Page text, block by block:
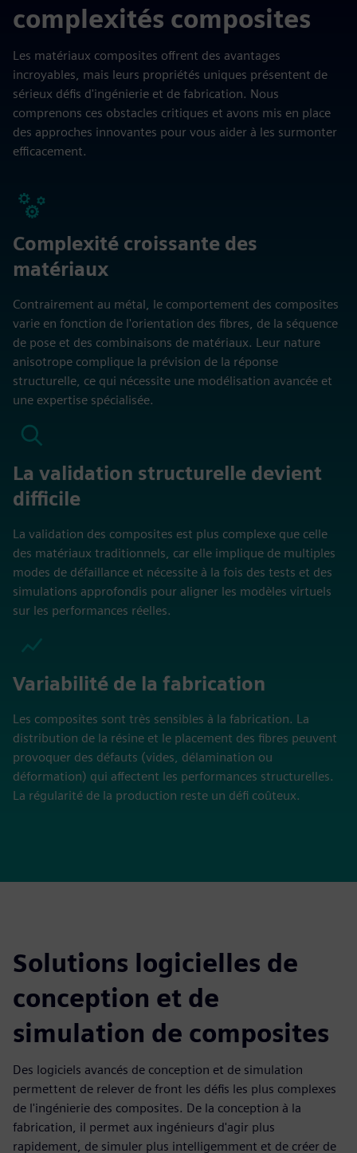
complexités composites
Les matériaux composites offrent des avantages
incroyables, mais leurs propriétés uniques présentent de
sérieux défis d'ingénierie et de fabrication. Nous
comprenons ces obstacles critiques et avons mis en place
des approches innovantes pour vous aider à les surmonter
efficacement.
Complexité croissante des
matériaux
Contrairement au métal, le comportement des composites
varie en fonction de l'orientation des fibres, de la séquence
de pose et des combinaisons de matériaux. Leur nature
anisotrope complique la prévision de la réponse
structurelle, ce qui nécessite une modélisation avancée et
une expertise spécialisée.
La validation structurelle devient
difficile
La validation des composites est plus complexe que celle
des matériaux traditionnels, car elle implique de multiples
modes de défaillance et nécessite à la fois des tests et des
simulations approfondis pour aligner les modèles virtuels
sur les performances réelles.
Variabilité de la fabrication
Les composites sont très sensibles à la fabrication. La
distribution de la résine et le placement des fibres peuvent
provoquer des défauts (vides, délamination ou
déformation) qui affectent les performances structurelles.
La régularité de la production reste un défi coûteux.
Solutions logicielles de
conception et de
simulation de composites
Des logiciels avancés de conception et de simulation
permettent de relever de front les défis les plus complexes
de l'ingénierie des composites. De la conception à la
fabrication, il permet aux ingénieurs d'agir plus
rapidement, de simuler plus intelligemment et de créer de